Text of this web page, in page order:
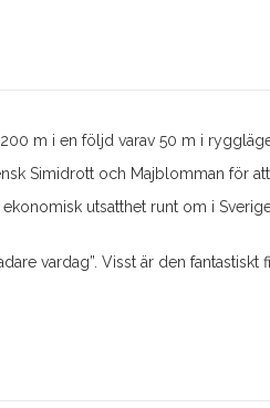
m i en följd varav 50 m i
Simidrott och Majblomman för
utsatthet runt om i
vardag”. Visst är den fantastiskt